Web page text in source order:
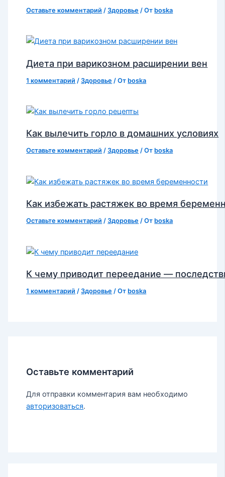
Оставьте комментарий /Здоровье / От boska
Диета при варикозном расширении вен
1 комментарий /Здоровье / От boska
Как вылечить горло в домашних условиях
Оставьте комментарий /Здоровье / От boska
Как избежать растяжек во время
Оставьте комментарий /Здоровье / От boska
К чему приводит переедание —
1 комментарий /Здоровье / От boska
Оставьте комментарий
Для отправки комментария вам необходимо
авторизоваться.